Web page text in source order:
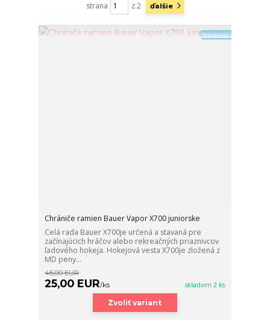
strana
z 2 ďalšie
Novinka
Chrániče ramien Bauer Vapor X700 juniorske
Celá rada Bauer X700je určená a stavaná pre
začínajúcich hráčov alebo rekreačných priaznivcov
ľadového hokeja. Hokejová vesta X700je zložená z
MD peny...
45,00 EUR
25,00 EUR/ks skladom 2 ks
Zvoliť variant